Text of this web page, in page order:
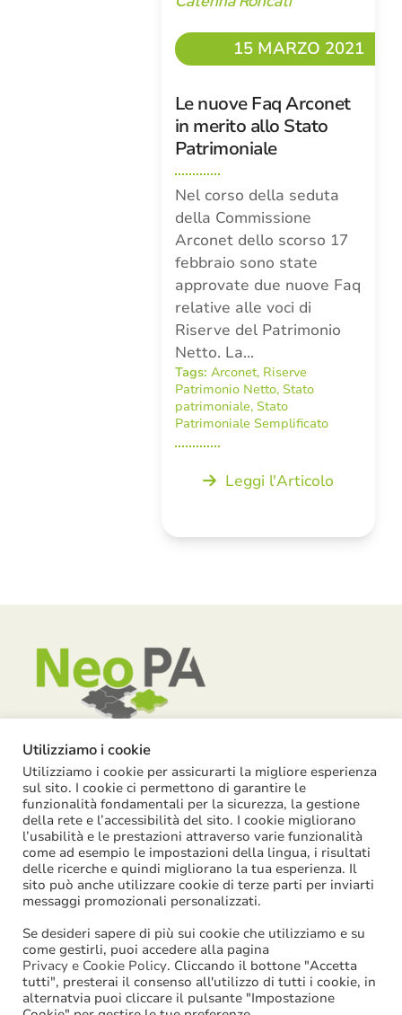
15 MARZO 2021
Le nuove Faq Arconet
in merito allo Stato
Patrimoniale
Nel corso della seduta
della Commissione
Arconet dello scorso 17
febbraio sono state
approvate due nuove Faq
relative alle voci di
Riserve del Patrimonio
Netto. La…
Tags: Arconet, Riserve
Patrimonio Netto, Stato
patrimoniale, Stato
Patrimoniale Semplificato
Leggi l'Articolo
Piazza Garibaldi, 55 – 15121 Alessandria
info@neopa.it
info@pec.neopa.it
0131 1911 646
Seguici su Facebook
2026©NeoPA S.p.a. | tutti i diritti sono riservati | P. IVA:
Utilizziamo i cookie
Utilizziamo i cookie per assicurarti la migliore esperienza
sul sito. I cookie ci permettono di garantire le
funzionalità fondamentali per la sicurezza, la gestione
della rete e l’accessibilità del sito. I cookie migliorano
l’usabilità e le prestazioni attraverso varie funzionalità
come ad esempio le impostazioni della lingua, i risultati
delle ricerche e quindi migliorano la tua esperienza. Il
sito può anche utilizzare cookie di terze parti per inviarti
messaggi promozionali personalizzati.
Se desideri sapere di più sui cookie che utilizziamo e su
come gestirli, puoi accedere alla pagina
Privacy e Cookie Policy. Cliccando il bottone "Accetta
tutti", presterai il consenso all'utilizzo di tutti i cookie, in
alternatvia puoi cliccare il pulsante "Impostazione